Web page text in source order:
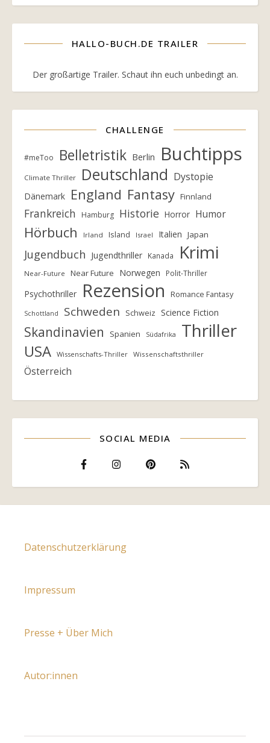
HALLO-BUCH.DE TRAILER
Der großartige Trailer. Schaut ihn euch unbedingt an.
CHALLENGE
#meToo Belletristik Berlin Buchtipps
Climate Thriller Deutschland Dystopie
Dänemark England Fantasy Finnland
Frankreich Hamburg Historie Horror Humor
Hörbuch Irland Island Israel Italien Japan
Jugendbuch Jugendthriller Kanada Krimi
Near-Future Near Future Norwegen Polit-Thriller
Psychothriller Rezension Romance Fantasy
Schottland Schweden Schweiz Science Fiction
Skandinavien Spanien Südafrika Thriller
USA Wissenschafts-Thriller Wissenschaftsthriller
Österreich
SOCIAL MEDIA
Datenschutzerklärung
Impressum
Presse + Über Mich
Autor:innen